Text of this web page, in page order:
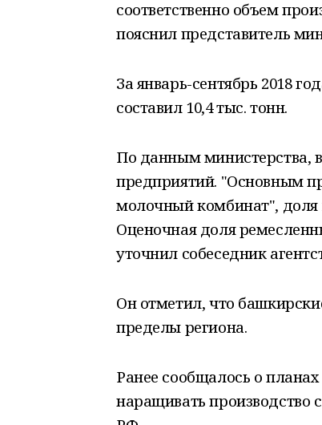
соответственно объем
пояснил представитель
За январь-сентябрь 2018
составил 10,4 тыс. тонн.
По данным министерства,
предприятий. "Основным
молочный комбинат", доля
Оценочная доля
уточнил собеседник
Он отметил, что
пределы региона.
Ранее сообщалось о
наращивать производство